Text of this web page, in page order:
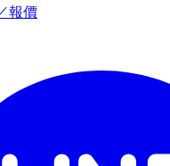
報價